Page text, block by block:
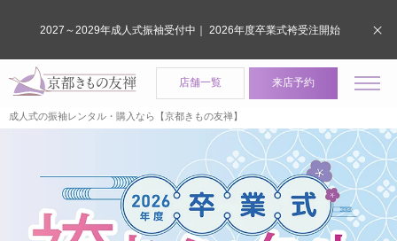
店舗一覧 来店予約
成人式の振袖レンタル・購入なら【京都きもの友禅】
2027～2029年成人式振袖受付中｜ 2026年度卒業式袴受注開始